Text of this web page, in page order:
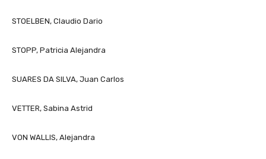
STOELBEN, Claudio Dario
STOPP, Patricia Alejandra
SUARES DA SILVA, Juan Carlos
VETTER, Sabina Astrid
VON WALLIS, Alejandra